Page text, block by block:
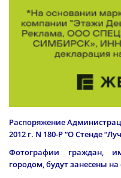
Распоряжение
2012 г. N 180-Р “О Стенде
Фотографии граждан,
городом, будут занесены на